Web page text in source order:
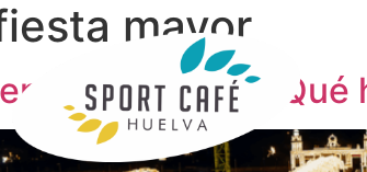
mayor
Huelva 2026: